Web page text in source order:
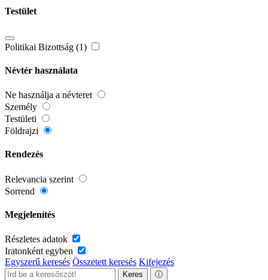
Testület
Politikai Bizottság (1)
Névtér használata
Ne használja a névteret
Személy
Testületi
Földrajzi
Rendezés
Relevancia szerint
Sorrend
Megjelenítés
Részletes adatok
Iratonként egyben
Egyszerű keresés Összetett keresés Kifejezés
Keres ⓘ